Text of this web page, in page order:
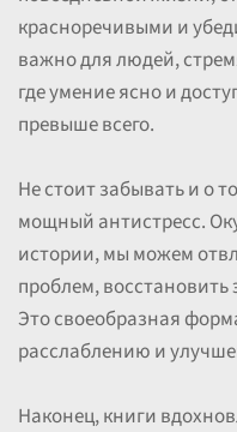
красноречивыми и
важно для людей,
где умение ясно и
превыше всего.
Не стоит забывать и о
мощный антистресс.
истории, мы можем
проблем,
Это своеобразная
расслаблению и
Наконец, книги